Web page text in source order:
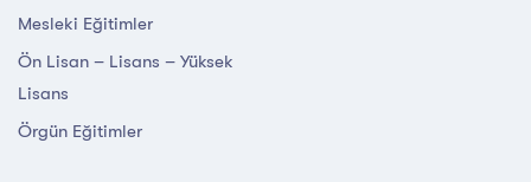
Mesleki Eğitimler
Ön Lisan – Lisans – Yüksek
Lisans
Örgün Eğitimler